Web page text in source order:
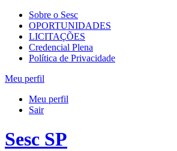
Sobre o Sesc
OPORTUNIDADES
LICITAÇÕES
Credencial Plena
Política de Privacidade
Meu perfil
Meu perfil
Sair
Sesc SP